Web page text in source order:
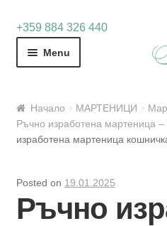
+359 884 326 440
Skip
Skip
Menu
Начало МАРТЕНИЦИ
Ръчно изработена мартеница
изработена мартеница
Posted on 19.01.2025
Ръчно